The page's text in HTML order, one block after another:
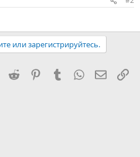
или зарегистрируйтесь.
Reddit PinterestTumblr WhatsApp